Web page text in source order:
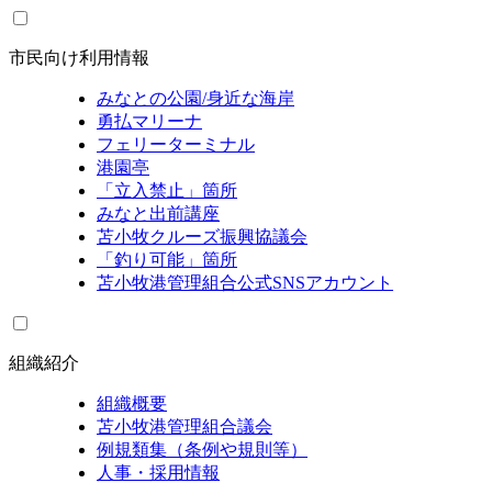
市民向け利用情報
みなとの公園/身近な海岸
勇払マリーナ
フェリーターミナル
港園亭
「立入禁止」箇所
みなと出前講座
苫小牧クルーズ振興協議会
「釣り可能」箇所
苫小牧港管理組合公式SNSアカウント
組織紹介
組織概要
苫小牧港管理組合議会
例規類集（条例や規則等）
人事・採用情報